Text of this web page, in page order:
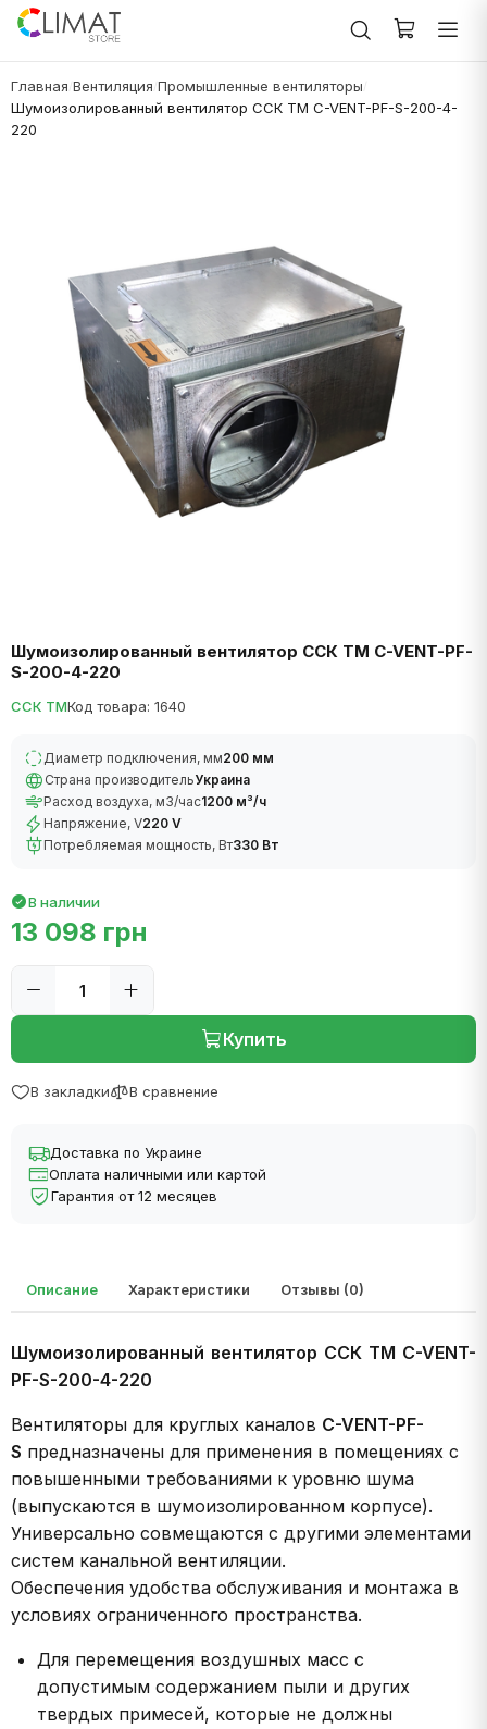
Главная Вентиляция Промышленные вентиляторы
Шумоизолированный вентилятор ССК ТМ C-VENT-PF-S-200-4-
220
Шумоизолированный вентилятор ССК ТМ C-VENT-PF-
S-200-4-220
ССК ТМКод товара: 1640
Диаметр подключения, мм200 мм
Страна производительУкраина
Расход воздуха, м3/час1200 м³/ч
Напряжение, V220 V
Потребляемая мощность, Вт330 Вт
В наличии
13 098 грн
Купить
В закладки В сравнение
Доставка по Украине
Оплата наличными или картой
Гарантия от 12 месяцев
Описание Характеристики Отзывы (0)
Шумоизолированный вентилятор ССК ТМ C-VENT-
PF-S-200-4-220
Вентиляторы для круглых каналов C-VENT-PF-
S предназначены для применения в помещениях с
повышенными требованиями к уровню шума
(выпускаются в шумоизолированном корпусе).
Универсально совмещаются с другими элементами
систем канальной вентиляции.
Обеспечения удобства обслуживания и монтажа в
условиях ограниченного пространства.
Для перемещения воздушных масс с
допустимым содержанием пыли и других
твердых примесей, которые не должны